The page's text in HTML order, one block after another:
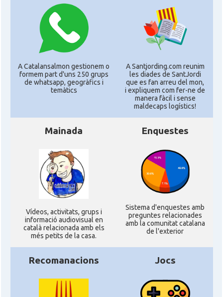
A Catalansalmon gestionem o
formem part d'uns 250 grups
de whatsapp, geogràfics i
temàtics
A Santjording.com reunim
les diades de SantJordi
que es fan arreu del mon,
i expliquem com fer-ne de
manera fàcil i sense
maldecaps logí­stics!
Mainada
Ví­deos, activitats, grups i
informació audiovisual en
català relacionada amb els
més petits de la casa.
Enquestes
Sistema d'enquestes amb
preguntes relacionades
amb la comunitat catalana
de l'exterior
Recomanacions Jocs